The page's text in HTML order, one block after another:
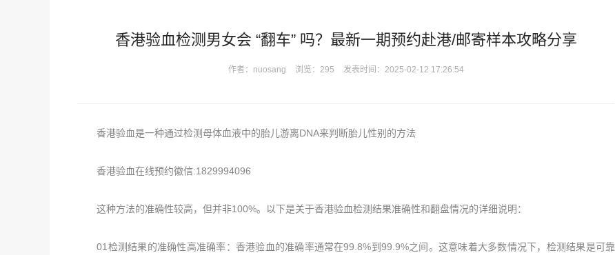
香港验血检测男女会 “翻车” 吗？最新一期预约赴港/邮寄样本攻略分享
作者：nuosang 浏览：295 发表时间：2025-02-12 17:26:54
香港验血是一种通过检测母体血液中的胎儿游离DNA来判断胎儿性别的方法
香港验血在线预约徽信:1829994096
这种方法的准确性较高，但并非100%。以下是关于香港验血检测结果准确性和翻盘情况的详细说明：
01检测结果的准确性高准确率：香港验血的准确率通常在99.8%到99.9%之间。这意味着大多数情况下，检测结果是可靠